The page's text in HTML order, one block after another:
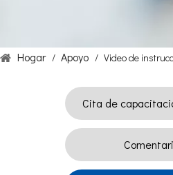
Hogar / Apoyo / Video de
Cita de